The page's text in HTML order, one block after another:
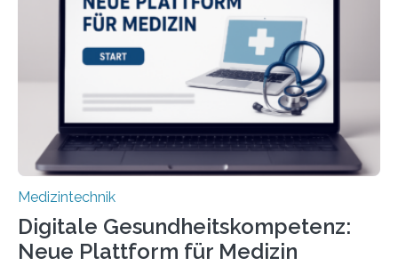
physiologische Daten in Echtzeit an das Sprachmodell
übermittelt werden können. Die Künstliche Intelligenz
kann dadurch auch die Sprache des Körpers
einbeziehen, auf die Menschen keinen bewussten
Einfluss nehmen. Das eröffnet…
Medizintechnik
Digitale Gesundheitskompetenz:
Neue Plattform für Medizin